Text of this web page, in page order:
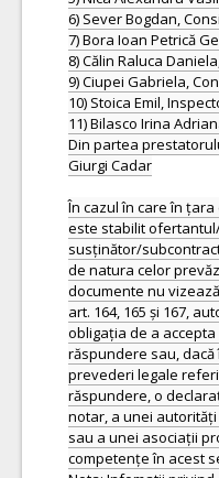
6) Sever Bogdan,
7) Bora Ioan Petrică
8) Călin Raluca
9) Ciupei Gabriela,
10) Stoica Emil,
11) Bilasco Irina
Din partea
Giurgi Cadar
În cazul în care în
este stabilit
susținător/
de natura celor
documente nu
art. 164, 165 și 167,
obligația de a
răspundere sau,
prevederi legale
răspundere, o
notar, a unei
sau a unei asociații
competențe în acest